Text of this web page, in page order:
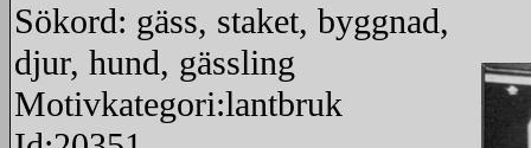
Sökord: gäss, staket, byggnad,
djur, hund, gässling
Motivkategori:lantbruk